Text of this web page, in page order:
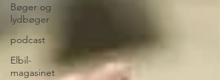
Bøger og
lydbøger
podcast
Elbil-
magasinet